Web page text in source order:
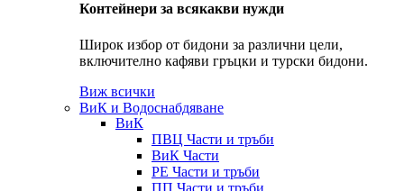
Контейнери за всякакви нужди
Широк избор от бидони за различни цели,
включително кафяви гръцки и турски бидони.
Виж всички
ВиК и Водоснабдяване
ВиК
ПВЦ Части и тръби
ВиК Части
РЕ Части и тръби
ПП Части и тръби